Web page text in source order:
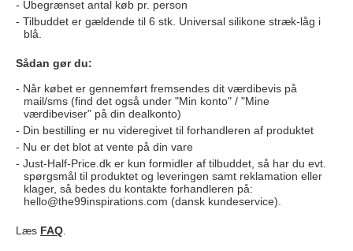
Ubegrænset antal køb pr. person
Tilbuddet er gældende til 6 stk. Universal silikone stræk-låg i
blå.
Sådan gør du:
Når købet er gennemført fremsendes dit værdibevis på
mail/sms (find det også under "Min konto" / "Mine
værdibeviser" på din dealkonto)
Din bestilling er nu videregivet til forhandleren af produktet
Nu er det blot at vente på din vare
Just-Half-Price.dk er kun formidler af tilbuddet, så har du evt.
spørgsmål til produktet og leveringen samt reklamation eller
klager, så bedes du kontakte forhandleren på:
hello@the99inspirations.com (dansk kundeservice).
Læs FAQ.